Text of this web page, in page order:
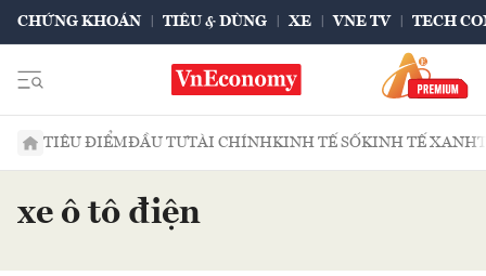
CHỨNG KHOÁN TIÊU & DÙNG XE VNE TV TECH
TIÊU ĐIỂMĐẦU TƯTÀI CHÍNHKINH TẾ SỐKINH TẾ XANH
xe ô tô điện